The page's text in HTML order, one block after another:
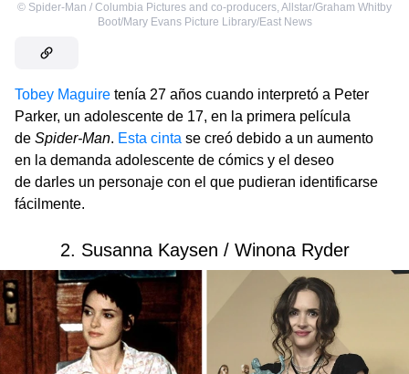
© Spider-Man / Columbia Pictures and co-producers, Allstar/Graham Whitby
Boot/Mary Evans Picture Library/East News
Tobey Maguire tenía 27 años cuando interpretó a Peter
Parker, un adolescente de 17, en la primera película
de Spider-Man. Esta cinta se creó debido a un aumento
en la demanda adolescente de cómics y el deseo
de darles un personaje con el que pudieran identificarse
fácilmente.
2. Susanna Kaysen / Winona Ryder